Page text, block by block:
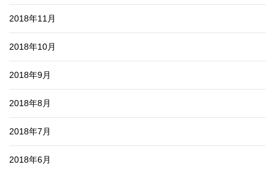
2018年11月
2018年10月
2018年9月
2018年8月
2018年7月
2018年6月